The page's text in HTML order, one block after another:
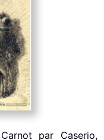
par Caserio,